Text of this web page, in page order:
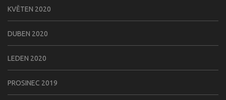
KVĚTEN 2020
DUBEN 2020
LEDEN 2020
PROSINEC 2019